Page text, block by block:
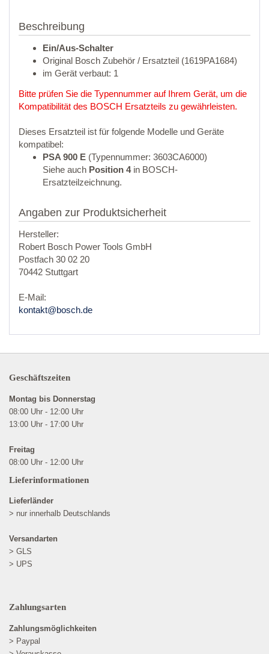
Beschreibung
Ein/Aus-Schalter
Original Bosch Zubehör / Ersatzteil (1619PA1684)
im Gerät verbaut: 1
Bitte prüfen Sie die Typennummer auf Ihrem Gerät, um die
Kompatibilität des BOSCH Ersatzteils zu gewährleisten.
Dieses Ersatzteil ist für folgende Modelle und Geräte
kompatibel:
PSA 900 E (Typennummer: 3603CA6000)
Siehe auch Position 4in BOSCH-
Ersatzteilzeichnung.
Angaben zur Produktsicherheit
Hersteller:
Robert Bosch Power Tools GmbH
Postfach 30 02 20
70442 Stuttgart
E-Mail:
kontakt@bosch.de
Geschäftszeiten
Montag bis Donnerstag
08:00 Uhr - 12:00 Uhr
13:00 Uhr - 17:00 Uhr
Freitag
08:00 Uhr - 12:00 Uhr
Lieferinformationen
Lieferländer
> nur innerhalb Deutschlands
Versandarten
> GLS
> UPS
Zahlungsarten
Zahlungsmöglichkeiten
> Paypal